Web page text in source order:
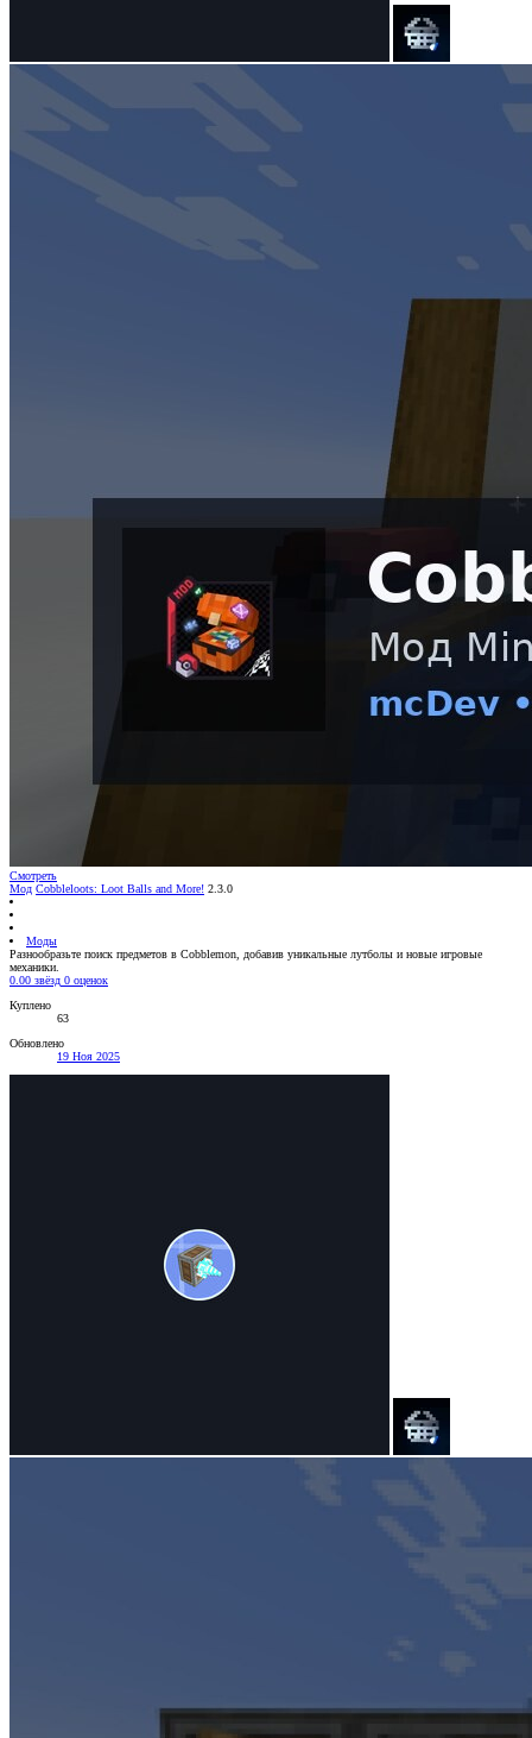
Смотреть
Мод Cobbleloots: Loot Balls and More! 2.3.0
Моды
Разнообразьте поиск предметов в Cobblemon, добавив уникальные лутболы и новые игровые
механики.
0.00 звёзд 0 оценок
Куплено
63
Обновлено
19 Ноя 2025